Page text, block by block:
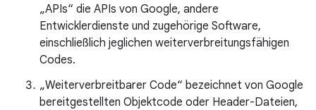
„APIs“ die APIs von Google, andere
Entwicklerdienste und zugehörige Software,
einschließlich jeglichen weiterverbreitungsfähigen
Codes.
„Weiterverbreitbarer Code“ bezeichnet von Google
bereitgestellten Objektcode oder Header-Dateien,